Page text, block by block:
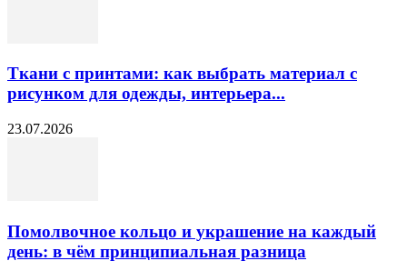
Ткани с принтами: как выбрать материал с
рисунком для одежды, интерьера...
23.07.2026
Помолвочное кольцо и украшение на каждый
день: в чём принципиальная разница